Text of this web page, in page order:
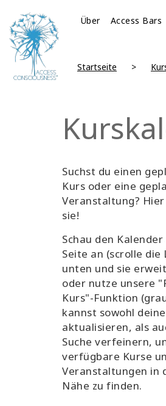
Über Access Bars
Startseite
Suchst du einen
Kurs oder eine
Veranstaltung?
sie!
Schau den
Seite an (scrolle die
unten und sie
oder nutze unsere
Kurs"-Funktion
kannst sowohl
aktualisieren, als
Suche verfeinern,
verfügbare Kurse
Veranstaltungen in
Nähe zu finden.